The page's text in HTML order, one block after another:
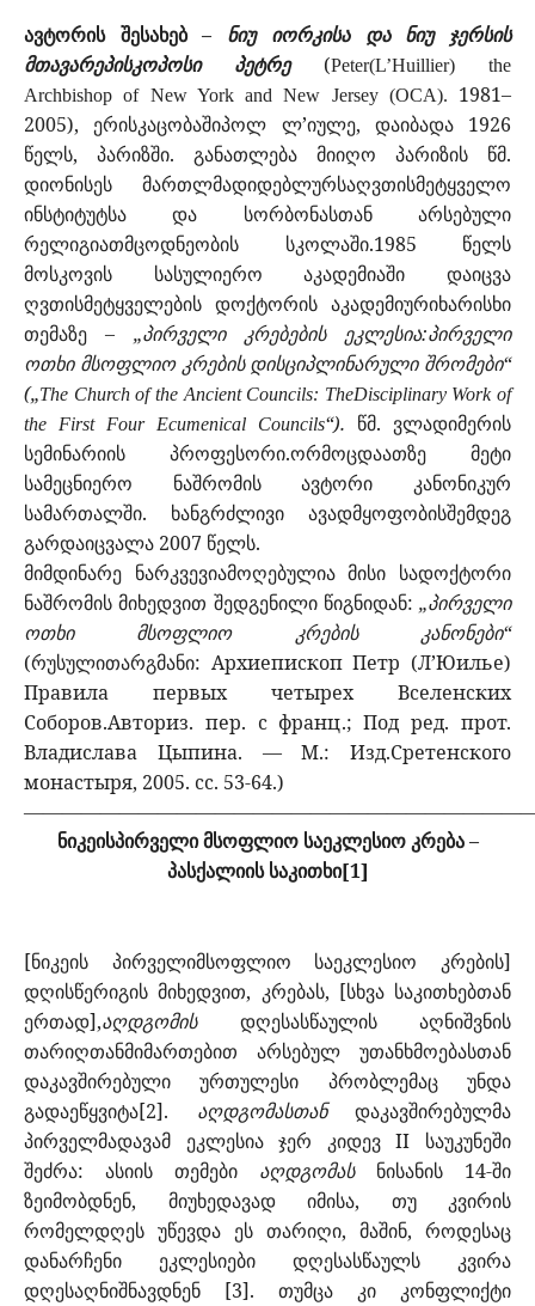
ავტორის შესახებ – ნიუ იორკისა და ნიუ ჯერსის
მთავარეპისკოპოსი პეტრე(Peter(L’Huillier) the
Archbishop of New York and New Jersey (OCA). 1981–
2005), ერისკაცობაშიპოლ ლ’იულე, დაიბადა 1926
წელს, პარიზში. განათლება მიიღო პარიზის წმ.
დიონისეს მართლმადიდებლურსაღვთისმეტყველო
ინსტიტუტსა და სორბონასთან არსებული
რელიგიათმცოდნეობის სკოლაში.1985 წელს
მოსკოვის სასულიერო აკადემიაში დაიცვა
ღვთისმეტყველების დოქტორის აკადემიურიხარისხი
თემაზე – „პირველი კრებების ეკლესია:პირველი
ოთხი მსოფლიო კრების დისციპლინარული შრომები“
(„The Church of the Ancient Councils: TheDisciplinary Work of
the First Four Ecumenical Councils“). წმ. ვლადიმერის
სემინარიის პროფესორი.ორმოცდაათზე მეტი
სამეცნიერო ნაშრომის ავტორი კანონიკურ
სამართალში. ხანგრძლივი ავადმყოფობისშემდეგ
გარდაიცვალა 2007 წელს.
მიმდინარე ნარკვევიამოღებულია მისი სადოქტორი
ნაშრომის მიხედვით შედგენილი წიგნიდან: „პირველი
ოთხი მსოფლიო კრების კანონები“
(რუსულითარგმანი: Архиепископ Петр (Л’Юилье)
Правила первых четырех Вселенских
Соборов.Авториз. пер. с франц.; Под ред. прот.
Владислава Цыпина. — М.: Изд.Сретенского
монастыря, 2005. сс. 53-64.)
ნიკეისპირველი მსოფლიო საეკლესიო კრება –
პასქალიის საკითხი[1]
[ნიკეის პირველიმსოფლიო საეკლესიო კრების]
დღისწერიგის მიხედვით, კრებას, [სხვა საკითხებთან
ერთად],აღდგომისდღესასწაულის აღნიშვნის
თარიღთანმიმართებით არსებულ უთანხმოებასთან
დაკავშირებული ურთულესი პრობლემაც უნდა
გადაეწყვიტა[2]. აღდგომასთანდაკავშირებულმა
პირველმადავამ ეკლესია ჯერ კიდევ II საუკუნეში
შეძრა: ასიის თემები აღდგომასნისანის 14-ში
ზეიმობდნენ, მიუხედავად იმისა, თუ კვირის
რომელდღეს უწევდა ეს თარიღი, მაშინ, როდესაც
დანარჩენი ეკლესიები დღესასწაულს კვირა
დღესაღნიშნავდნენ [3]. თუმცა კი კონფლიქტი